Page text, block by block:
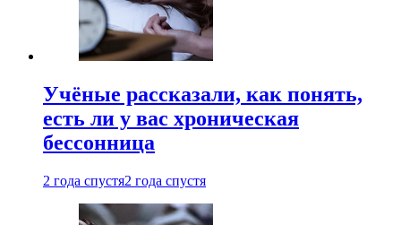
Учёные рассказали, как понять,
есть ли у вас хроническая
бессонница
2 года спустя2 года спустя